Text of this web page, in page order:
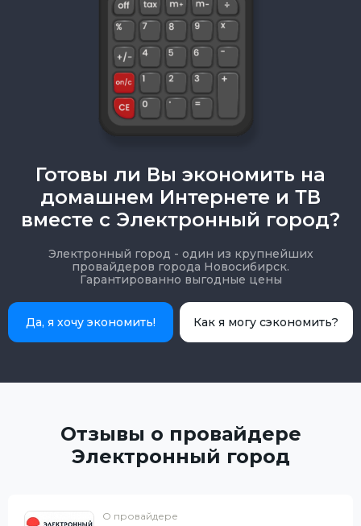
Готовы ли Вы экономить на
домашнем Интернете и ТВ
вместе с Электронный город?
Электронный город - один из крупнейших
провайдеров города Новосибирск.
Гарантированно выгодные цены
Да, я хочу экономить! Как я могу сэкономить?
Отзывы о провайдере
Электронный город
О провайдере